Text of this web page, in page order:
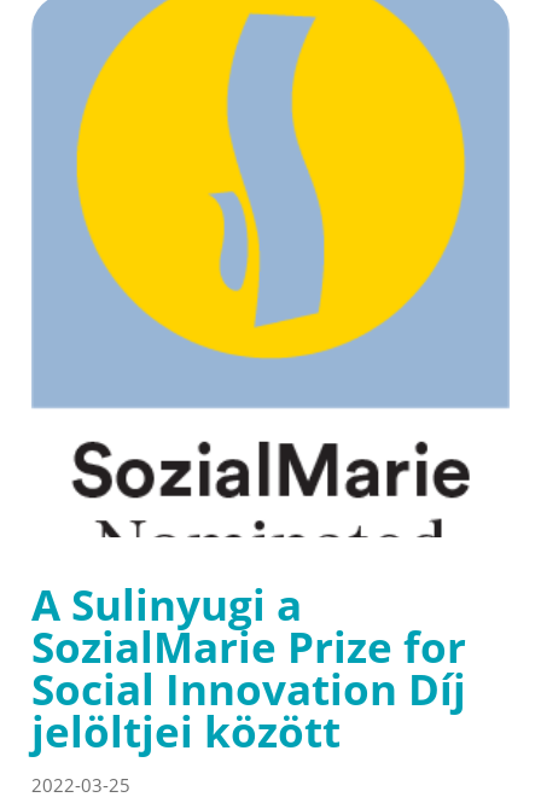
A Sulinyugi a
SozialMarie Prize for
Social Innovation Díj
jelöltjei között
2022-03-25